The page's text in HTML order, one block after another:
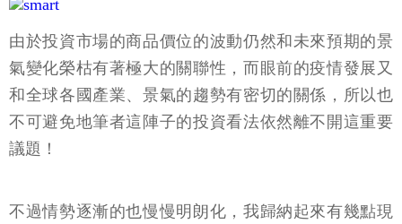
由於投資市場的商品價位的波動仍然和未來預期的景
氣變化榮枯有著極大的關聯性，而眼前的疫情發展又
和全球各國產業、景氣的趨勢有密切的關係，所以也
不可避免地筆者這陣子的投資看法依然離不開這重要
議題！
不過情勢逐漸的也慢慢明朗化，我歸納起來有幾點現